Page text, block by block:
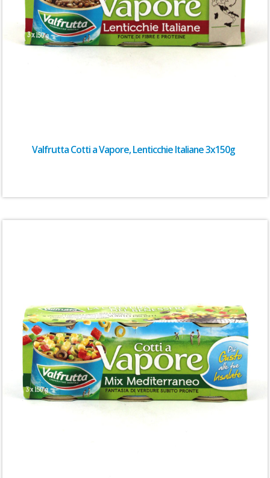
Valfrutta Cotti a Vapore, Lenticchie Italiane 3x150g